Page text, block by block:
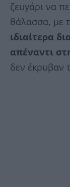
ζευγάρι να
θάλασσα, με
ιδιαίτερα
απέναντι
δεν έκρυβαν